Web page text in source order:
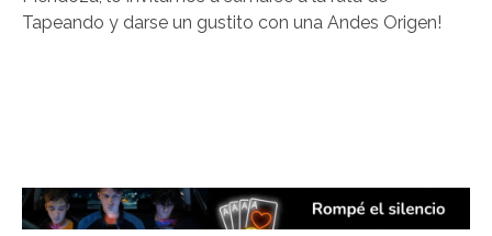
Tapeando y darse un gustito con una Andes Origen!